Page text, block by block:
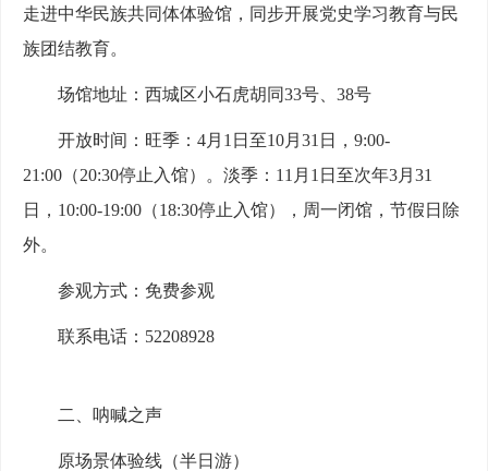
走进中华民族共同体体验馆，同步开展党史学习教育与民
族团结教育。
场馆地址：西城区小石虎胡同33号、38号
开放时间：旺季：4月1日至10月31日，9:00-
21:00（20:30停止入馆）。淡季：11月1日至次年3月31
日，10:00-19:00（18:30停止入馆），周一闭馆，节假日除
外。
参观方式：免费参观
联系电话：52208928
二、呐喊之声
原场景体验线（半日游）